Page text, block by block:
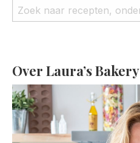
Over Laura’s Bakery